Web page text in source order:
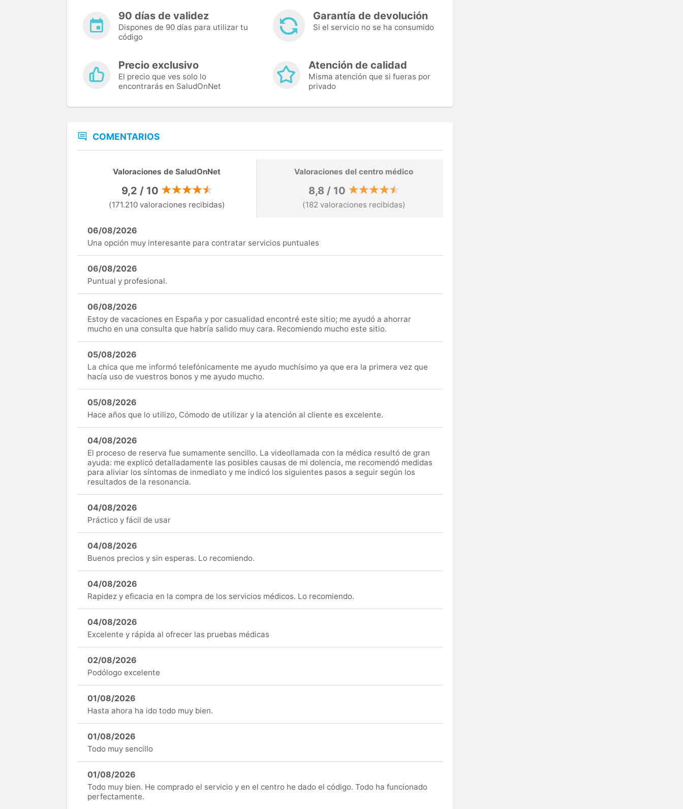
90 días de validez
Dispones de 90 días para utilizar tu
código
Garantía de devolución
Si el servicio no se ha consumido
Precio exclusivo
El precio que ves solo lo
encontrarás en SaludOnNet
Atención de calidad
Misma atención que si fueras por
privado
COMENTARIOS
Valoraciones de SaludOnNet
9,2 / 10
(171.210 valoraciones recibidas)
Valoraciones del centro médico
8,8 / 10
(182 valoraciones recibidas)
06/08/2026
Una opción muy interesante para contratar servicios puntuales
06/08/2026
Puntual y profesional.
06/08/2026
Estoy de vacaciones en España y por casualidad encontré este sitio; me ayudó a ahorrar
mucho en una consulta que habría salido muy cara. Recomiendo mucho este sitio.
05/08/2026
La chica que me informó telefónicamente me ayudo muchísimo ya que era la primera vez que
hacía uso de vuestros bonos y me ayudo mucho.
05/08/2026
Hace años que lo utilizo, Cómodo de utilizar y la atención al cliente es excelente.
04/08/2026
El proceso de reserva fue sumamente sencillo. La videollamada con la médica resultó de gran
ayuda: me explicó detalladamente las posibles causas de mi dolencia, me recomendó medidas
para aliviar los síntomas de inmediato y me indicó los siguientes pasos a seguir según los
resultados de la resonancia.
04/08/2026
Práctico y fácil de usar
04/08/2026
Buenos precios y sin esperas. Lo recomiendo.
04/08/2026
Rapidez y eficacia en la compra de los servicios médicos. Lo recomiendo.
04/08/2026
Excelente y rápida al ofrecer las pruebas médicas
02/08/2026
Podólogo excelente
01/08/2026
Hasta ahora ha ido todo muy bien.
01/08/2026
Todo muy sencillo
01/08/2026
Todo muy bien. He comprado el servicio y en el centro he dado el código. Todo ha funcionado
perfectamente.